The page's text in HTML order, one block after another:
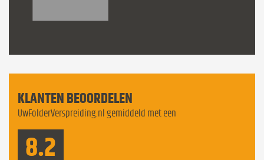
KLANTEN BEOORDELEN
UwFolderVerspreiding.nl gemiddeld met een
8.2